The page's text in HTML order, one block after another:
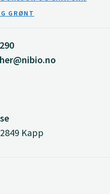
GRØNT
Kapp